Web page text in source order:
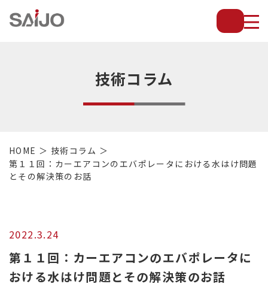
薄
放
熱
管・
備
等
の
熱
技術コラム
HOME
技術コラム
第１１回：カーエアコンのエバポレータにおける水はけ問題
とその解決策のお話
第１１回：カーエアコンのエバポレータに
おける水はけ問題とその解決策のお話
2022.3.24